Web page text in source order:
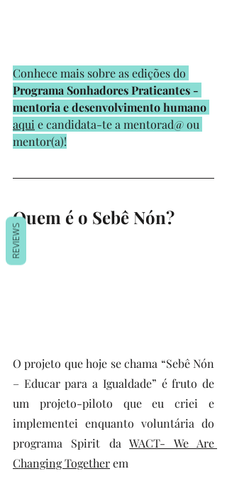
Conhece mais sobre as edições do
Programa Sonhadores Praticantes -
mentoria e desenvolvimento humano
aqui e candidata-te a mentorad@ ou
mentor(a)!
Quem é o Sebê Nón?
O projeto que hoje se chama “Sebê Nón
– Educar para a Igualdade” é fruto de
um projeto-piloto que eu criei e
implementei enquanto voluntária do
programa Spirit da WACT- We Are
Changing Together em
REVIEWS